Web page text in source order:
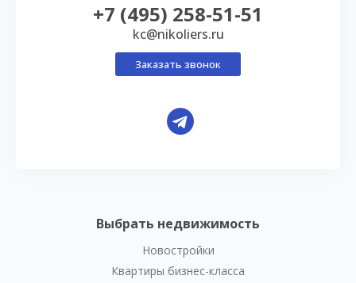
Выбрать недвижимость
Новостройки
Квартиры бизнес-класса
+7 (495) 258-51-51
kc@nikoliers.ru
Заказать звонок